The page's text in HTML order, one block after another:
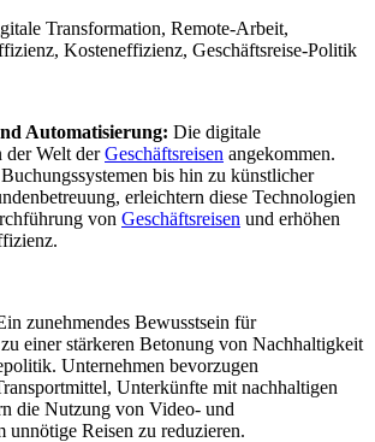
Automatisierung: Die digitale
der Welt derGeschäftsreisen angekommen.
bis hin zu künstlicher
erleichtern diese Technologien
von Geschäftsreisen und erhöhen
zunehmendes Bewusstsein für
einer stärkeren Betonung von Nachhaltigkeit
Unternehmen bevorzugen
Unterkünfte mit nachhaltigen
die Nutzung von Video- und
unnötige Reisen zu reduzieren.